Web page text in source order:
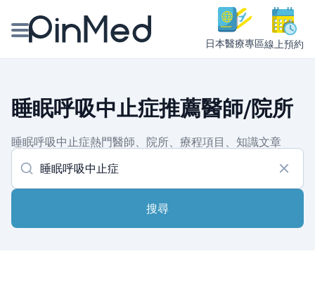
日本醫療專區線上預約
醫師專欄專訪
健康主題館
我是醫療人員
睡眠呼吸中止症推薦醫師/院所
睡眠呼吸中止症熱門醫師、院所、療程項目、知識文章
搜尋